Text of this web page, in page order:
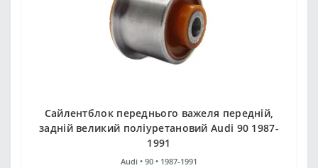
Cайлентблок переднього важеля передній,
задній великий поліуретановий Audi 90 1987-
1991
Audi • 90 • 1987-1991